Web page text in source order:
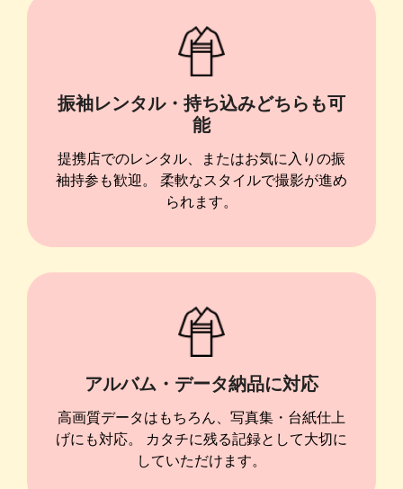
振袖レンタル・持ち込みどちらも可
能
提携店でのレンタル、またはお気に入りの振
袖持参も歓迎。 柔軟なスタイルで撮影が進め
られます。
アルバム・データ納品に対応
高画質データはもちろん、写真集・台紙仕上
げにも対応。 カタチに残る記録として大切に
していただけます。